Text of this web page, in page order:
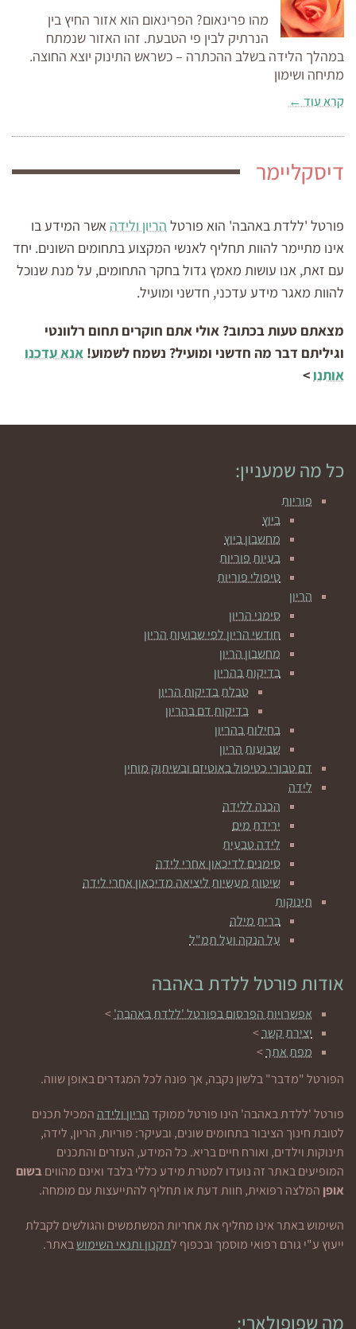
מהו פרינאום? הפרינאום הוא אזור החיץ בין
הנרתיק לבין פי הטבעת. זהו האזור שנמתח
במהלך הלידה בשלב ההכתרה – כשראש התינוק יוצא החוצה.
מתיחה ושימון
קרא עוד ←
דיסקליימר
פורטל 'ללדת באהבה' הוא פורטל הריון ולידה אשר המידע בו
אינו מתיימר להוות תחליף לאנשי המקצוע בתחומים השונים. יחד
עם זאת, אנו עושות מאמץ גדול בחקר התחומים, על מנת שנוכל
להוות מאגר מידע עדכני, חדשני ומועיל.
מצאתם טעות בכתוב? אולי אתם חוקרים תחום רלוונטי
וגיליתם דבר מה חדשני ומועיל? נשמח לשמוע! אנא עדכנו
אותנו >
כל מה שמעניין:
פוריות
ביוץ
מחשבון ביוץ
בעיות פוריות
טיפולי פוריות
הריון
סימני הריון
חודשי הריון לפי שבועות הריון
מחשבון הריון
בדיקות בהריון
טבלת בדיקות הריון
בדיקות דם בהריון
בחילות בהריון
שבועות הריון
דם טבורי כטיפול באוטיזם ובשיתוק מוחין
לידה
הכנה ללידה
ירידת מים
לידה טבעית
סימנים לדיכאון אחרי לידה
שיטות מעשיות ליציאה מדיכאון אחרי לידה
תינוקות
ברית מילה
על הנקה ועל תמ"ל
אודות פורטל ללדת באהבה
אפשרויות הפרסום בפורטל 'ללדת באהבה'>
יצירת קשר>
מפת אתר>
הפורטל "מדבר" בלשון נקבה, אך פונה לכל המגדרים באופן שווה.
פורטל 'ללדת באהבה' הינו פורטל ממוקד הריון ולידההמכיל תכנים
לטובת חינוך הציבור בתחומים שונים, ובעיקר: פוריות, הריון, לידה,
תינוקות וילדים, ואורח חיים בריא. כל המידע, העזרים והתכנים
המופיעים באתר זה נועדו למטרת מידע כללי בלבד ואינם מהוויםבשום
אופן המלצה רפואית, חוות דעת או תחליף להתייעצות עם מומחה.
השימוש באתר אינו מחליף את אחריות המשתמשים והגולשים לקבלת
ייעוץ ע"י גורם רפואי מוסמך ובכפוף לתקנון ותנאי השימושבאתר.
מה שפופולארי: